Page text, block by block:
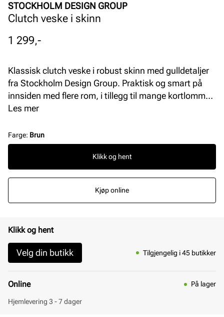
STOCKHOLM DESIGN GROUP
Clutch veske i skinn
Pris
1 299,-
Klassisk clutch veske i robust skinn med gulldetaljer
fra Stockholm Design Group. Praktisk og smart på
innsiden med flere rom, i tillegg til mange kortlommer
og glidelåslomme. Praktisk lomme på baksiden.
lokket. Vesken har en avtagbar og justerbar
skulderrem + en liten og praktisk rem som passer
B = 6 cm.
Les mer
Farge: Brun
Klikk og hent
Kjøp online
Klikk og hent
Velg din butikk Tilgjengelig i 45 butikker
Online På lager
Hjemlevering 3 - 7 dager